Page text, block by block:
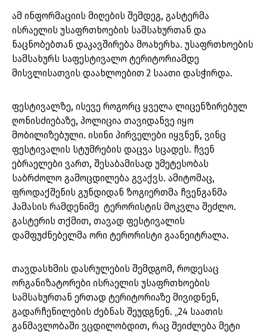
ამ ინფორმაციის მიღების შემდეგ, გასტერმა
ისრაელის უსაფრთხოების სამსახურთან და
ნაცნობებთან დაკავშირება მოახერხა. უსაფრთხოების
სამსახურს საფესტივალო ტერიტორიამდე
მისვლისათვის დაახლოებით 2 საათი დასჭირდა.
ფესტივალზე, ისევე როგორც ყველა ლიცენზირებულ
ღონისძიებაზე, პოლიცია თავიდანვე იყო
მობილიზებული. ისინი პირველები იყვნენ, ვინც
ფესტივალის სტუმრების დაცვა სცადეს. ჩვენ
ებრაელები ვართ, შესაბამისად უმეტესობას
საბრძოლო გამოცდილება გვაქვს. ამიტომაც,
ფროდაქშენის გუნდიდან ზოგიერთმა ჩვენგანმა
ჰამასის რამდენიმე ტერორისტის მოკვლა შეძლო.
გასტერის თქმით, თავად ფესტივალის
დამფუძნებელმა ორი ტერორისტი გაანეიტრალა.
თავდასხმის დასრულების შემდგომ, როდესაც
ორგანიზატორები ისრაელის უსაფრთხოების
სამსახურთან ერთად ტერიტორიაზე მივიდნენ,
გადარჩენილების ძებნას შეუდგნენ. „24 საათის
განმავლობაში ვცდილობდით, რაც შეიძლება მეტი